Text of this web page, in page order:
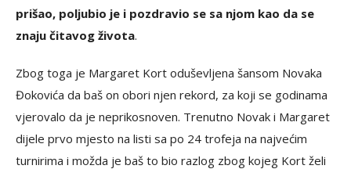
prišao, poljubio je i pozdravio se sa njom kao da se
znaju čitavog života.
Zbog toga je Margaret Kort oduševljena šansom Novaka
Đokovića da baš on obori njen rekord, za koji se godinama
vjerovalo da je neprikosnoven. Trenutno Novak i Margaret
dijele prvo mjesto na listi sa po 24 trofeja na najvećim
turnirima i možda je baš to bio razlog zbog kojeg Kort želi